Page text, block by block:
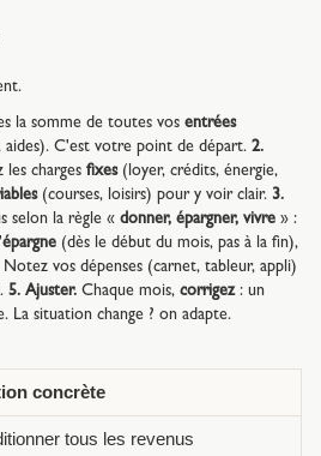
la somme de toutes vos entrées
aides). C'est votre point de départ. 2.
les charges fixes(loyer, crédits, énergie,
(courses, loisirs) pour y voir clair. 3.
selon la règle « donner, épargner, vivre » :
épargne (dès le début du mois, pas à la fin),
Notez vos dépenses (carnet, tableur, appli)
. 5. Ajuster. Chaque mois, corrigez: un
La situation change ? on adapte.
concrète
tous les revenus